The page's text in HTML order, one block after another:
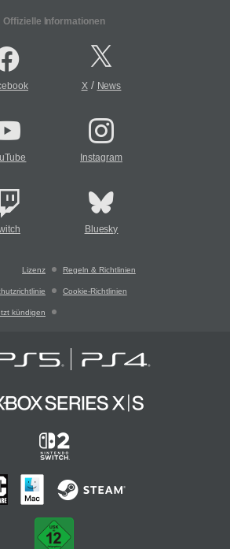
Offizielle Informationen
X/ News
Instagram
Bluesky
Lizenz Regeln & Richtlinien
Cookie-Richtlinien
kündigen